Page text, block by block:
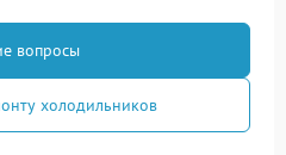
вопросы
холодильников